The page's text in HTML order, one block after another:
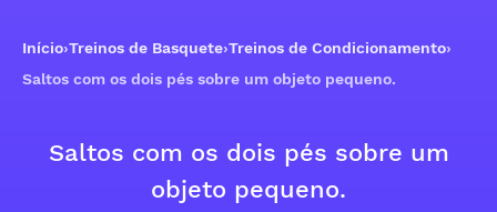
Início›Treinos de Basquete›Treinos de Condicionamento›
Saltos com os dois pés sobre um objeto pequeno.
Saltos com os dois pés sobre um
objeto pequeno.